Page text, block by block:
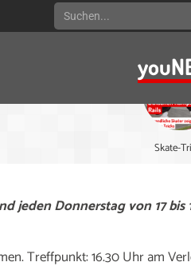
Search:
Skate-
jeden Donnerstag von 17 bis
Treffpunkt: 16.30 Uhr am